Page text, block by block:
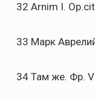
32 Arnim I.
33 Марк
34 Там же. Фр.